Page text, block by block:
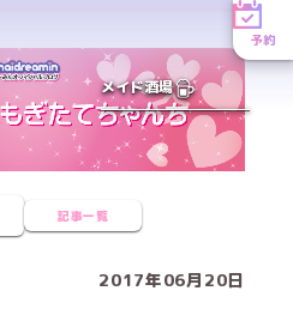
予約
メイド酒場
記事一覧
2017年06月20日